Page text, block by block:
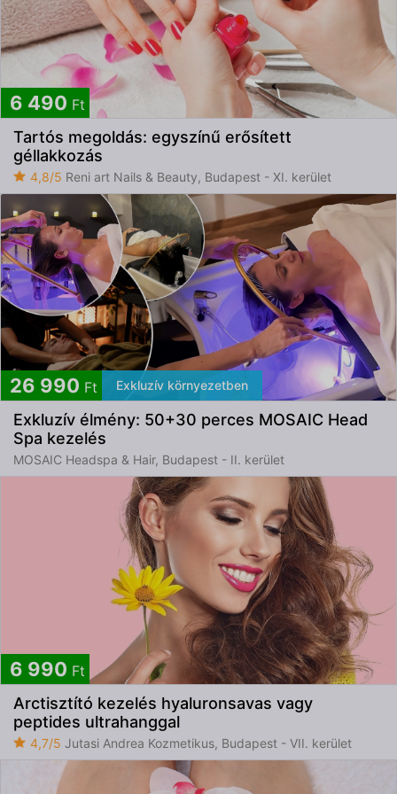
6 490 Ft
Tartós megoldás: egyszínű erősített
géllakkozás
4,8/5 Reni art Nails & Beauty, Budapest - XI. kerület
26 990 Ft Exkluzív környezetben
Exkluzív élmény: 50+30 perces MOSAIC Head
Spa kezelés
MOSAIC Headspa & Hair, Budapest - II. kerület
6 990 Ft
Arctisztító kezelés hyaluronsavas vagy
peptides ultrahanggal
4,7/5 Jutasi Andrea Kozmetikus, Budapest - VII. kerület